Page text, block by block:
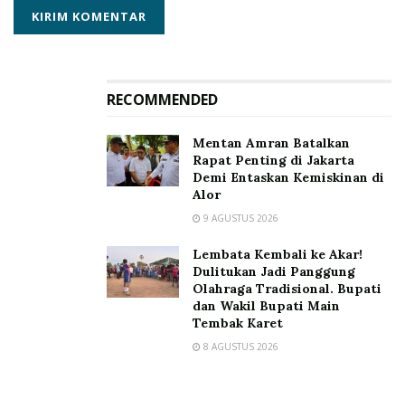
anak muda yang datang bisa berpikir untuk tetap
Dinas Pariwisata dan Ekonomi Kreatif
Festival Lamaholot
Kabupaten Lembata KEN 2026
RECOMMENDED
Mentan Amran Batalkan
Rapat Penting di Jakarta
Demi Entaskan Kemiskinan di
Alor
9 AGUSTUS 2026
Lembata Kembali ke Akar!
Dulitukan Jadi Panggung
Olahraga Tradisional. Bupati
dan Wakil Bupati Main
Tembak Karet
8 AGUSTUS 2026